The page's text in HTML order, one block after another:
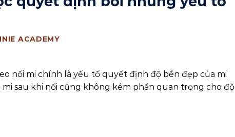
ACADEMY
nối mi chính là yếu tố quyết định độ bền đẹp của mi
sau khi nối cũng không kém phần quan trọng cho độ